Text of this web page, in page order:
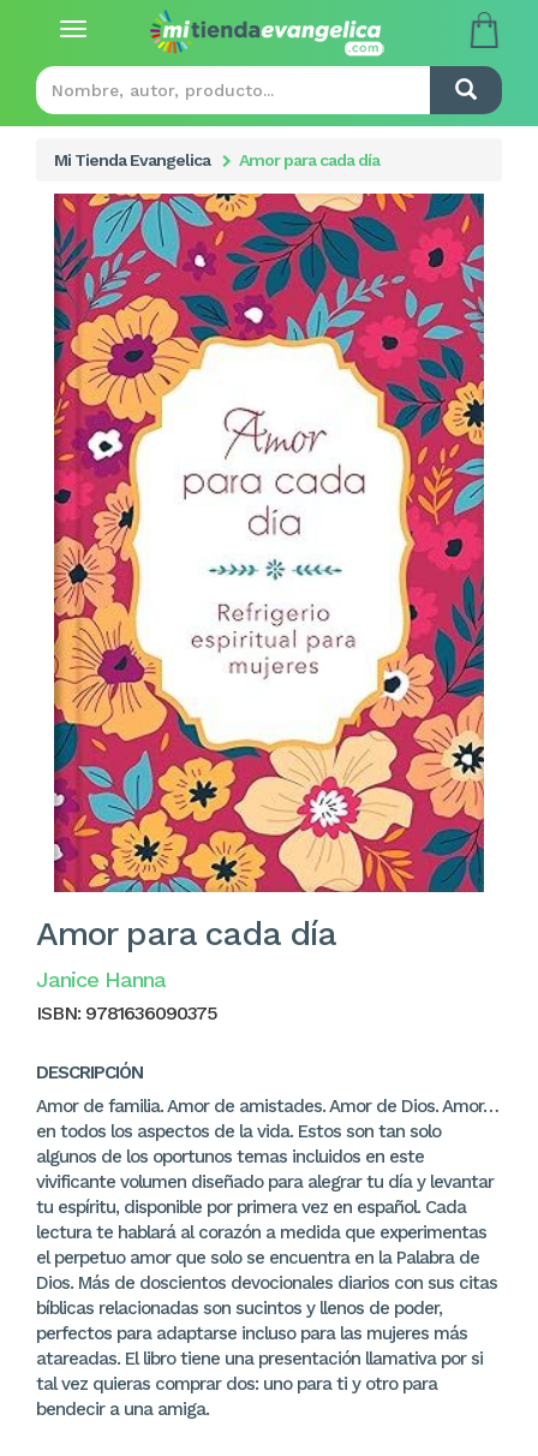
Toggle
Mi Tienda Evangelica Amor para cada día
Amor para cada día
Janice Hanna
ISBN: 9781636090375
DESCRIPCIÓN
Amor de familia. Amor de amistades. Amor de Dios. Amor…
en todos los aspectos de la vida. Estos son tan solo
algunos de los oportunos temas incluidos en este
vivificante volumen diseñado para alegrar tu día y levantar
tu espíritu, disponible por primera vez en español. Cada
lectura te hablará al corazón a medida que experimentas
el perpetuo amor que solo se encuentra en la Palabra de
Dios. Más de doscientos devocionales diarios con sus citas
bíblicas relacionadas son sucintos y llenos de poder,
perfectos para adaptarse incluso para las mujeres más
atareadas. El libro tiene una presentación llamativa por si
tal vez quieras comprar dos: uno para ti y otro para
bendecir a una amiga.